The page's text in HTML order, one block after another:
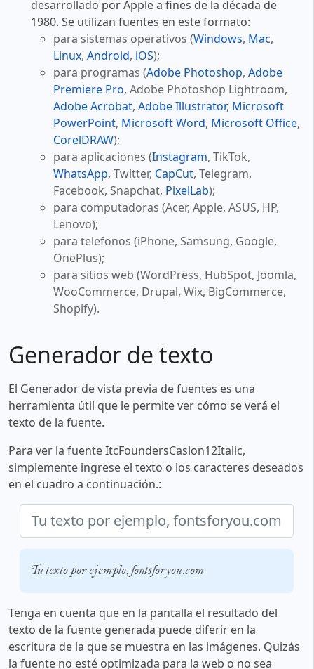
desarrollado por Apple a fines de la década de
1980. Se utilizan fuentes en este formato:
para sistemas operativos (Windows, Mac,
Linux, Android, iOS);
para programas (Adobe Photoshop, Adobe
Premiere Pro, Adobe Photoshop Lightroom,
Adobe Acrobat, Adobe Illustrator, Microsoft
PowerPoint, Microsoft Word, Microsoft Office,
CorelDRAW);
para aplicaciones (Instagram, TikTok,
WhatsApp, Twitter, CapCut, Telegram,
Facebook, Snapchat, PixelLab);
para computadoras (Acer, Apple, ASUS, HP,
Lenovo);
para telefonos (iPhone, Samsung, Google,
OnePlus);
para sitios web (WordPress, HubSpot, Joomla,
WooCommerce, Drupal, Wix, BigCommerce,
Shopify).
Generador de texto
El Generador de vista previa de fuentes es una
herramienta útil que le permite ver cómo se verá el
texto de la fuente.
Para ver la fuente ItcFoundersCaslon12Italic,
simplemente ingrese el texto o los caracteres deseados
en el cuadro a continuación.:
Tu texto por ejemplo, fontsforyou.com
Tenga en cuenta que en la pantalla el resultado del
texto de la fuente generada puede diferir en la
escritura de la que se muestra en las imágenes. Quizás
la fuente no esté optimizada para la web o no sea